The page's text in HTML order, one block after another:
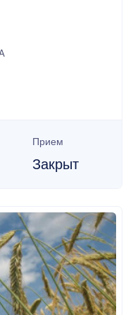
Прием
Закрыт